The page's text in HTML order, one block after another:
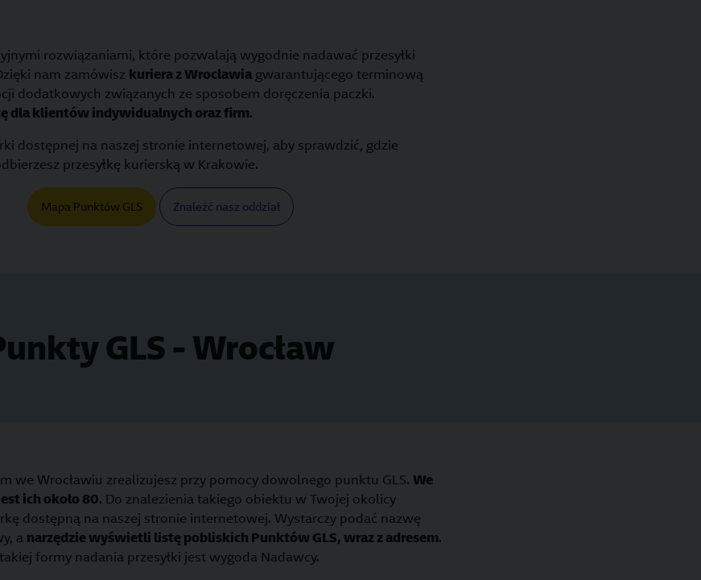
rozwiązaniami, które pozwalają wygodnie nadawać przesyłki
nam zamówisz kuriera z Wrocławia gwarantującego terminową
dodatkowych związanych ze sposobem doręczenia paczki.
dla klientów indywidualnych oraz firm.
dostępnej na naszej stronie internetowej, aby sprawdzić, gdzie
przesyłkę kurierską w Krakowie.
Mapa Punktów GLS Znaleźć nasz oddział
GLS - Wrocław
we Wrocławiu zrealizujesz przy pomocy dowolnego punktu GLS. We
ich około 80. Do znalezienia takiego obiektu w Twojej okolicy
dostępną na naszej stronie internetowej. Wystarczy podać nazwę
a narzędzie wyświetli listę pobliskich Punktów GLS, wraz z adresem.
formy nadania przesyłki jest wygoda Nadawcy.